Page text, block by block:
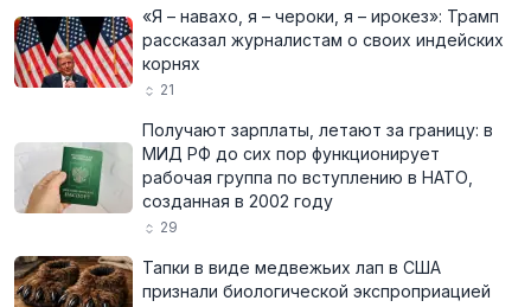
«Я – навахо, я – чероки, я – ирокез»: Трамп
рассказал журналистам о своих индейских
корнях
21
Получают зарплаты, летают за границу: в
МИД РФ до сих пор функционирует
рабочая группа по вступлению в НАТО,
созданная в 2002 году
29
Тапки в виде медвежьих лап в США
признали биологической экспроприацией